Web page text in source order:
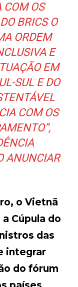
COM OS
BRICS O
ORDEM
E
EM
SUL E DO
COM OS
ANUNCIAR
o Vietnã
Cúpula do
das
integrar
do fórum